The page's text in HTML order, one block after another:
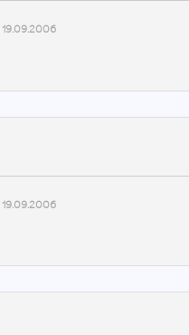
19.09.2006
19.09.2006